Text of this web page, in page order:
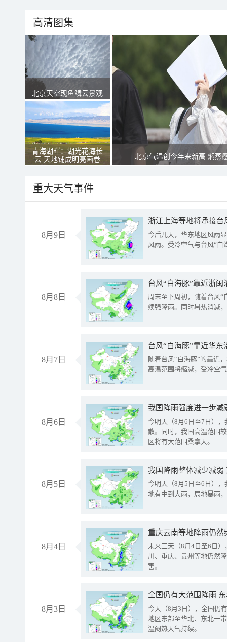
高清图集
北京天空现鱼鳞云景观
青海湖畔：湖光花海长
云 天地铺成明亮画卷
北京气温创今年来新高 焖蒸
重大天气事件
8月9日
浙江上海等地将承接台
今后几天，华东地区风雨
风雨。受冷空气与台风“白
8月8日
台风“白海豚”靠近浙
周末至下周初，随着台风“
续强降雨。同时暑热消减
8月7日
台风“白海豚”靠近华
随着台风“白海豚”的靠近
高温范围将缩减，受冷空
8月6日
今明天（8月6日至7日）
散。同时，我国高温范围
区将有大范围桑拿天。
8月5日
我国降雨整体减少减弱
今明天（8月5日至6日）
地有中到大雨，局地暴雨
8月4日
重庆云南等地降雨仍然
未来三天（8月4日至6日
川、重庆、贵州等地仍然
害。
8月3日
全国仍有大范围降雨
今天（8月3日），全国仍
地区东部至华北、东北一
温闷热天气持续。